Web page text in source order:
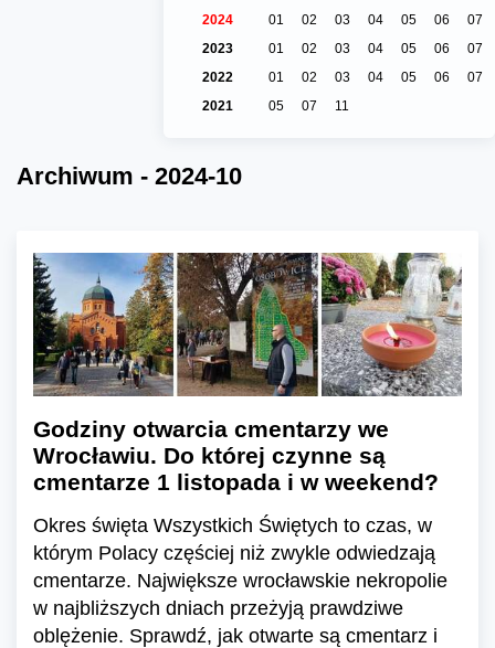
2024
01 02 03 04 05 06
07
2023
01 02 03 04 05 06
07
2022
01 02 03 04 05 06
07
2021
05 07 11
Archiwum - 2024-10
Godziny otwarcia cmentarzy we
Wrocławiu. Do której czynne są
cmentarze 1 listopada i w weekend?
Okres święta Wszystkich Świętych to czas, w
którym Polacy częściej niż zwykle odwiedzają
cmentarze. Największe wrocławskie nekropolie
w najbliższych dniach przeżyją prawdziwe
oblężenie. Sprawdź, jak otwarte są cmentarz i